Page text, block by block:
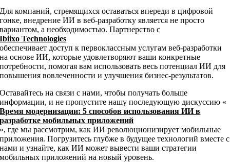
Для компаний, стремящихся оставаться впереди в цифровой
гонке, внедрение ИИ в веб-разработку является не просто
вариантом, а необходимостью. Партнерство с
Ibiixo Technologies
обеспечивает доступ к первоклассным услугам веб-разработки
на основе ИИ, которые удовлетворяют ваши конкретные
потребности, помогая вам использовать весь потенциал ИИ для
повышения вовлеченности и улучшения бизнес-результатов.
Оставайтесь на связи с нами, чтобы получать больше
информации, и не пропустите нашу последующую дискуссию «
Время модернизации: 5 способов использования ИИ в
разработке мобильных приложений
», где мы рассмотрим, как ИИ революционизирует мобильные
приложения. Погрузитесь глубже в будущее технологий вместе с
нами и узнайте, как ИИ может вывести ваши стратегии
мобильных приложений на новый уровень.